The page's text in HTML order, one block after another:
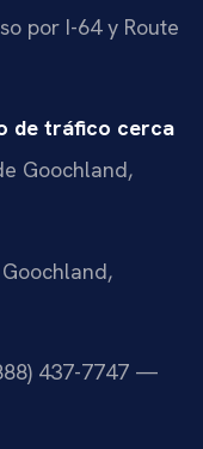
por I-64 y Route
de tráfico cerca
Goochland,
437-7747 —